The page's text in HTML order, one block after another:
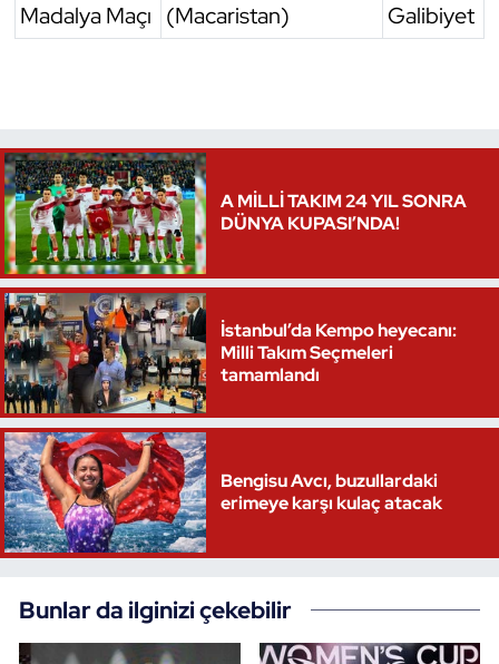
Madalya Maçı (Macaristan)
Galibiyet
A MİLLİ TAKIM 24 YIL SONRA
DÜNYA KUPASI’NDA!
İstanbul’da Kempo heyecanı:
Milli Takım Seçmeleri
tamamlandı
Bengisu Avcı, buzullardaki
erimeye karşı kulaç atacak
Bunlar da ilginizi çekebilir